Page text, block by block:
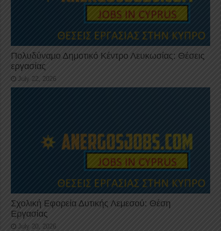
Πολυδύναμο Δημοτικό Κέντρο Λευκωσίας: Θέσεις
εργασίας
July 22, 2026
Σχολική Εφορεία Δυτικής Λεμεσού: Θέση
Εργασίας
July 20, 2026